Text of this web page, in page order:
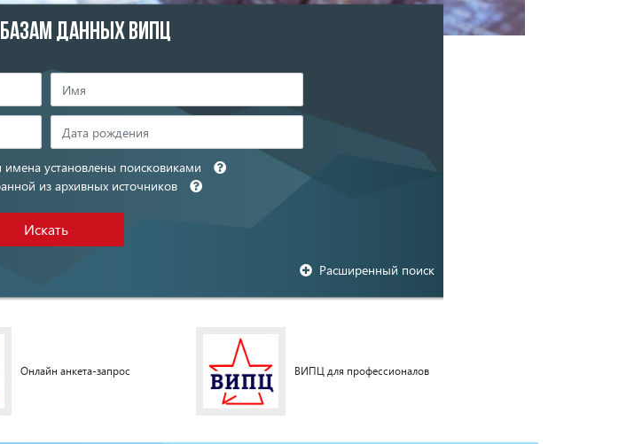
БАЗАМ ДАННЫХ ВИПЦ
установлены поисковиками
из архивных источников
Искать
Расширенный поиск
Онлайн анкета-запрос ВИПЦ для профессионалов